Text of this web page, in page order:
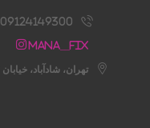
09124149300
Mana__fix